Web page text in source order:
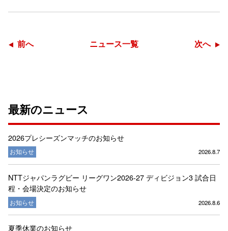
前へ ニュース一覧 次へ
最新のニュース
2026プレシーズンマッチのお知らせ
お知らせ 2026.8.7
NTTジャパンラグビー リーグワン2026-27 ディビジョン3 試合日
程・会場決定のお知らせ
お知らせ 2026.8.6
夏季休業のお知らせ